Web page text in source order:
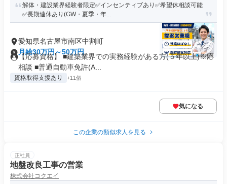
解体・建設業界経験者限定✅インセンティブあり✅希望休相談可能
✅長期連休あり(GW・夏季・年...
愛知県名古屋市南区中割町
月給30万円～50万円
【応募資格】 ■建築業界での実務経験がある方(５年以上)※応
相談 ■普通自動車免許(A...
資格取得支援あり +11個
気になる
この企業の類似求人を見る
正社員
地盤改良工事の営業
株式会社コクエイ